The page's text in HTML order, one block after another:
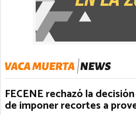
FECENE rechazó la
de imponer recortes a